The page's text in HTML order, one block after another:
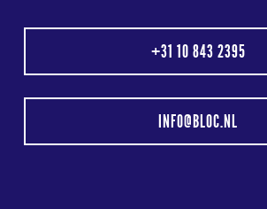
+31 10 843 2395
INFO@BLOC.NL